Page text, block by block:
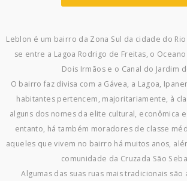
Leblon é um bairro da Zona Sul da cidade do
se entre a Lagoa Rodrigo de Freitas, o
Dois Irmãos e o Canal do Jardim
O bairro faz divisa com a Gávea, a Lagoa,
habitantes pertencem, majoritariamente, à
alguns dos nomes da elite cultural, econômica
entanto, há também moradores de classe
aqueles que vivem no bairro há muitos anos,
comunidade da Cruzada São
Algumas das suas ruas mais tradicionais são